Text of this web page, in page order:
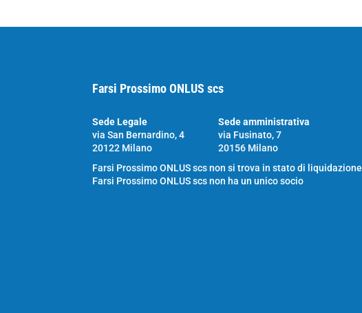
Farsi Prossimo ONLUS scs
Sede Legale
via San Bernardino, 4
20122 Milano
Sede amministrativa
via Fusinato, 7
20156 Milano
Farsi Prossimo ONLUS scs non si trova in stato di liquidazione
Farsi Prossimo ONLUS scs non ha un unico socio